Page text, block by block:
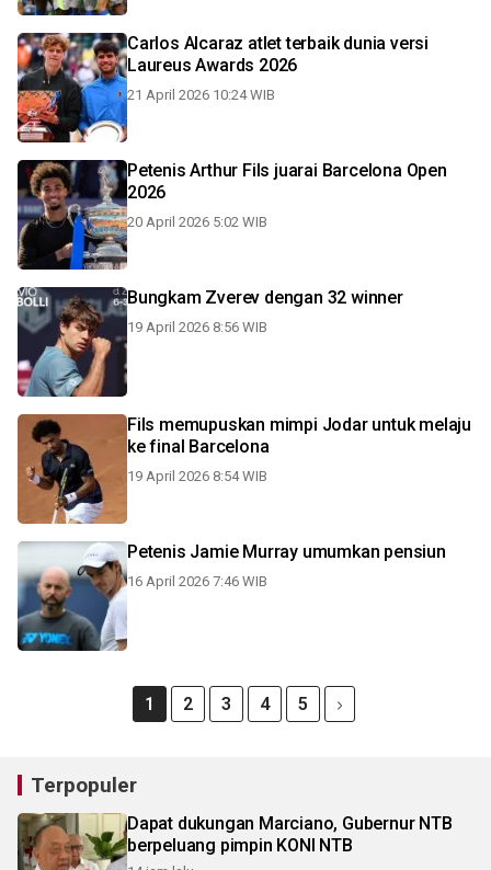
Carlos Alcaraz atlet terbaik dunia versi
Laureus Awards 2026
21 April 2026 10:24 WIB
Petenis Arthur Fils juarai Barcelona Open
2026
20 April 2026 5:02 WIB
Bungkam Zverev dengan 32 winner
19 April 2026 8:56 WIB
Fils memupuskan mimpi Jodar untuk melaju
ke final Barcelona
19 April 2026 8:54 WIB
Petenis Jamie Murray umumkan pensiun
16 April 2026 7:46 WIB
1 2 3 4 5
Terpopuler
Dapat dukungan Marciano, Gubernur NTB
berpeluang pimpin KONI NTB